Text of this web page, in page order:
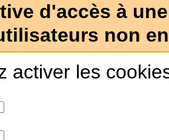
d'accès à
non
activer les